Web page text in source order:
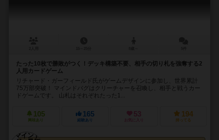
たった10枚で勝敗がつく！デッキ構築不要、相手の切り札を強奪する2
人用カードゲーム
リチャード・ガーフィールド氏がゲームデザインに参加し、世界累計
75万部突破！ マインドバグはクリーチャーを召喚し、相手と戦うカー
ドゲームです。 山札はそれぞれたった1...
105
興味あり
165
経験あり
53
お気に入り
194
持ってる